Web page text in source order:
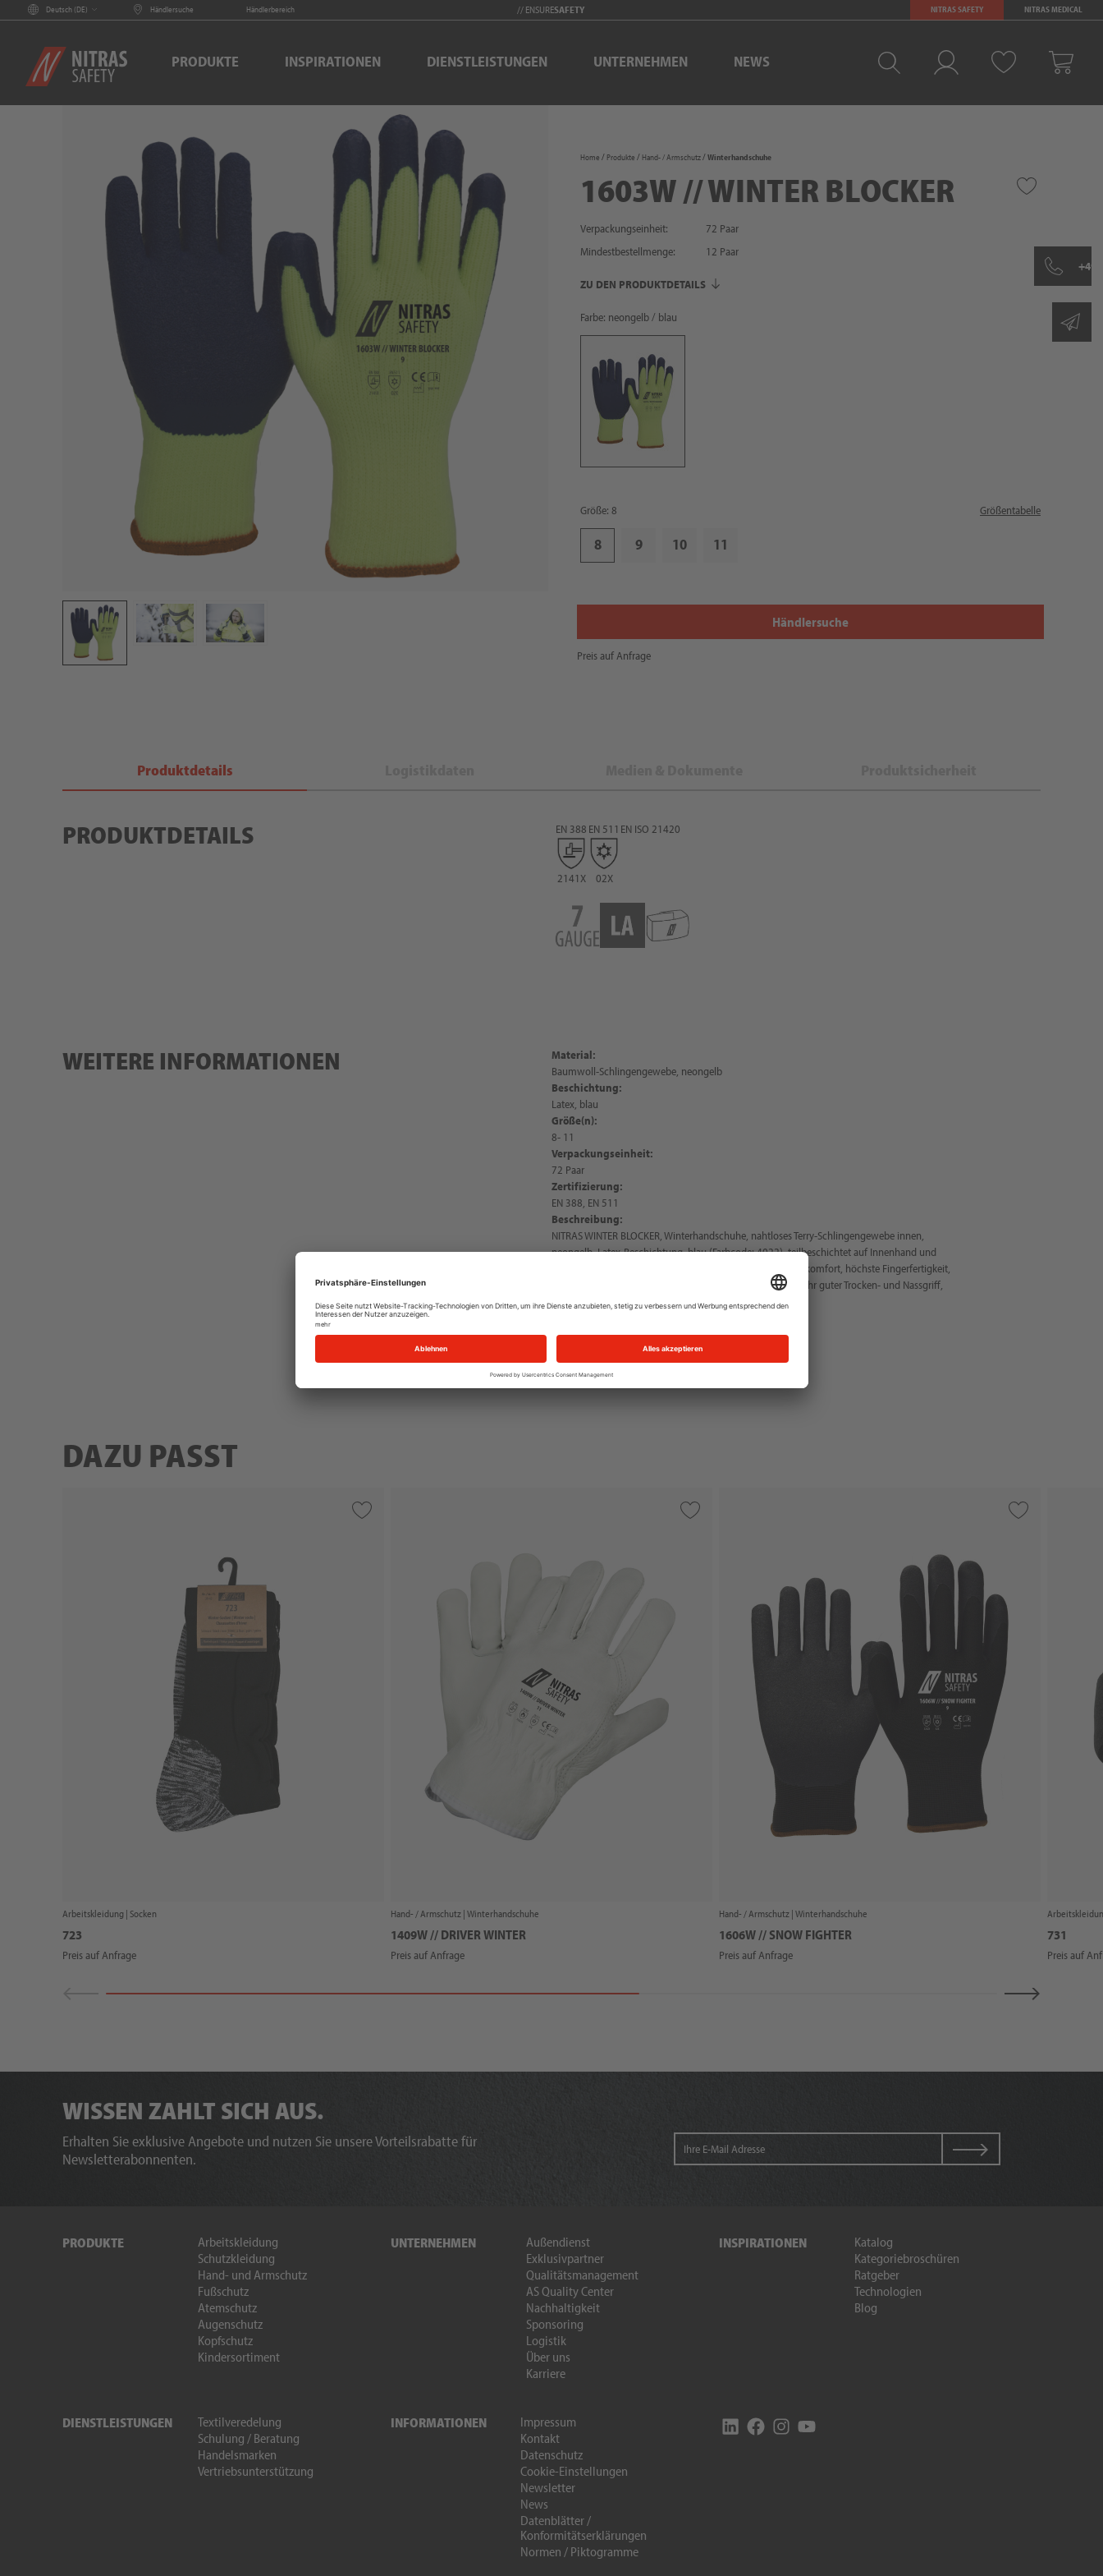
Deutsch (DE) Händlersuche Händlerbereich // ENSURESAFETY NITRAS SAFETY NITRAS MEDICAL
PRODUKTE INSPIRATIONEN DIENSTLEISTUNGEN UNTERNEHMEN NEWS
Home Produkte Hand- / Armschutz Winterhandschuhe
1603W // WINTER BLOCKER
Verpackungseinheit:
72 Paar
Mindestbestellmenge:
12 Paar
ZU DEN PRODUKTDETAILS
Farbe: neongelb / blau
Größe: 8 Größentabelle
8 9 10 11
Händlersuche
Preis auf Anfrage
Produktdetails
PRODUKTDETAILS EN 388
2141X
EN 511
02X
EN ISO 21420
WEITERE INFORMATIONEN
Material:
Baumwoll-Schlingengewebe, neongelb
Beschichtung:
Latex, blau
Größe(n):
8- 11
Verpackungseinheit:
72 Paar
Zertifizierung:
EN 388, EN 511
Beschreibung:
NITRAS WINTER BLOCKER, Winterhandschuhe, nahtloses Terry-Schlingengewebe innen,
neongelb, Latex-Beschichtung, blau (Farbcode: 4022), teilbeschichtet auf Innenhand und
Fingerkuppen, schrumpfgeraut, Strickbund, höchster Tragekomfort, höchste Fingerfertigkeit,
sehr rutschfest, perfekter Grip, sehr gutes Tastempfinden, sehr guter Trocken- und Nassgriff,
Schutz gegen niedrige Temperaturen, PSA-Risikokategorie II
DAZU PASST
Arbeitskleidung | Socken
723
Preis auf Anfrage
Hand- / Armschutz | Winterhandschuhe
1409W // DRIVER WINTER
Preis auf Anfrage
Hand- / Armschutz | Winterhandschuhe
1606W // SNOW FIGHTER
Preis auf Anfrage
731
Preis auf
WISSEN ZAHLT SICH AUS.
Erhalten Sie exklusive Angebote und nutzen Sie unsere Vorteilsrabatte für
Newsletterabonnenten.
PRODUKTE
Arbeitskleidung
Schutzkleidung
Hand- und Armschutz
Fußschutz
Atemschutz
Augenschutz
Kopfschutz
Kindersortiment
UNTERNEHMEN
Außendienst
Exklusivpartner
Qualitätsmanagement
AS Quality Center
Nachhaltigkeit
Sponsoring
Logistik
Über uns
Karriere
INSPIRATIONEN
Katalog
Kategoriebroschüren
Ratgeber
Technologien
Blog
DIENSTLEISTUNGEN
Textilveredelung
Schulung / Beratung
Handelsmarken
Vertriebsunterstützung
INFORMATIONEN
Impressum
Kontakt
Datenschutz
Cookie-Einstellungen
Newsletter
News
Datenblätter /
Konformitätserklärungen
Normen / Piktogramme
+49